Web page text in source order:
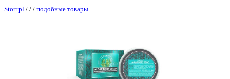
Storr.pl / / / подобные товары